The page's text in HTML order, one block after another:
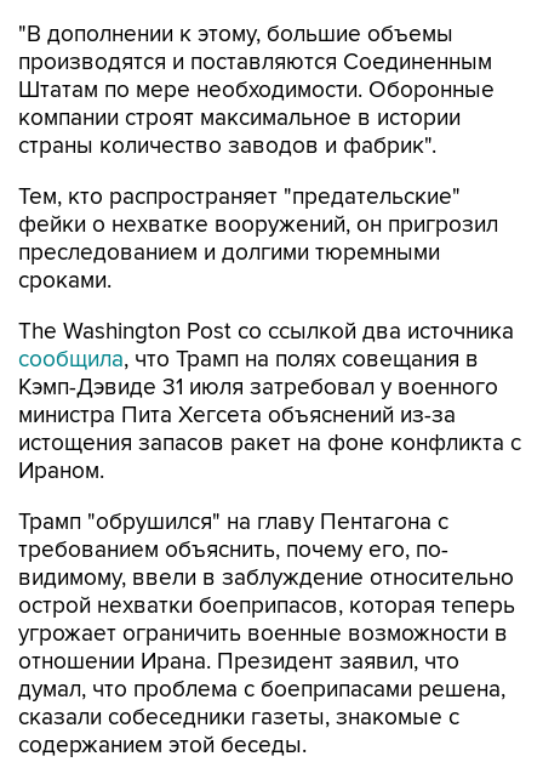
"В дополнении к этому, большие объемы
производятся и поставляются Соединенным
Штатам по мере необходимости. Оборонные
компании строят максимальное в истории
страны количество заводов и фабрик".
Тем, кто распространяет "предательские"
фейки о нехватке вооружений, он пригрозил
преследованием и долгими тюремными
сроками.
The Washington Post со ссылкой два источника
сообщила, что Трамп на полях совещания в
Кэмп-Дэвиде 31 июля затребовал у военного
министра Пита Хегсета объяснений из-за
истощения запасов ракет на фоне конфликта с
Ираном.
Трамп "обрушился" на главу Пентагона с
требованием объяснить, почему его, по-
видимому, ввели в заблуждение относительно
острой нехватки боеприпасов, которая теперь
угрожает ограничить военные возможности в
отношении Ирана. Президент заявил, что
думал, что проблема с боеприпасами решена,
сказали собеседники газеты, знакомые с
содержанием этой беседы.